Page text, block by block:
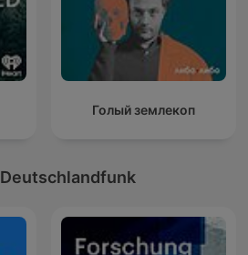
Голый землекоп